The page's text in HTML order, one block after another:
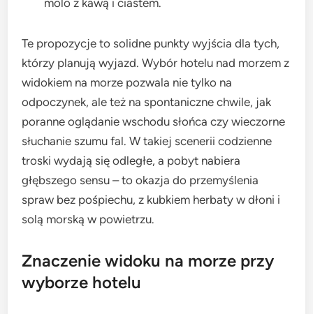
molo z kawą i ciastem.
Te propozycje to solidne punkty wyjścia dla tych,
którzy planują wyjazd. Wybór hotelu nad morzem z
widokiem na morze pozwala nie tylko na
odpoczynek, ale też na spontaniczne chwile, jak
poranne oglądanie wschodu słońca czy wieczorne
słuchanie szumu fal. W takiej scenerii codzienne
troski wydają się odległe, a pobyt nabiera
głębszego sensu – to okazja do przemyślenia
spraw bez pośpiechu, z kubkiem herbaty w dłoni i
solą morską w powietrzu.
Znaczenie widoku na morze przy
wyborze hotelu